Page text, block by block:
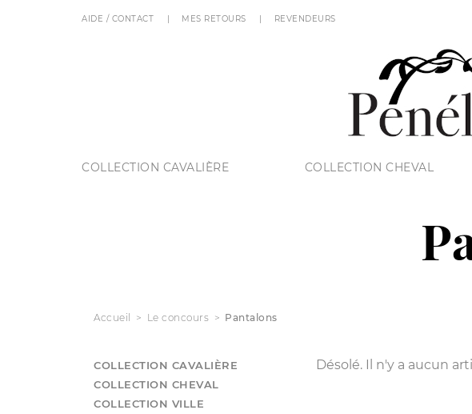
AIDE / CONTACT MES RETOURS REVENDEURS
COLLECTION CAVALIÈRE COLLECTION CHEVAL
Accueil Le concours Pantalons
COLLECTION CAVALIÈRE
COLLECTION CHEVAL
COLLECTION VILLE
Désolé. Il n'y a aucun